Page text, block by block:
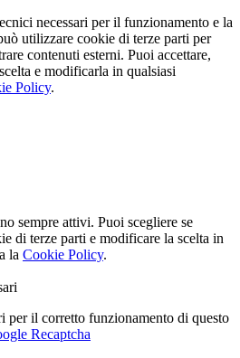
necessari per il funzionamento e la
utilizzare cookie di terze parti per
contenuti esterni. Puoi accettare,
e modificarla in qualsiasi
Policy.
sempre attivi. Puoi scegliere se
di terze parti e modificare la scelta in
la Cookie Policy.
per il corretto funzionamento di questo
Recaptcha